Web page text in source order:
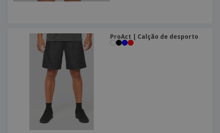
ProAct | Calção de desporto